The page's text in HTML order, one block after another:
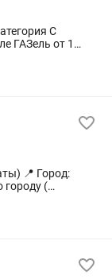
C
ГАЗель от 1
Знание